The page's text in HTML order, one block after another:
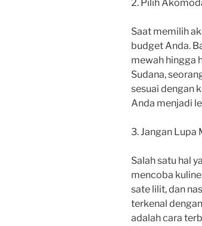
2. Pilih
Saat memilih
budget Anda.
mewah hingga
Sudana,
sesuai dengan
Anda menjadi
3. Jangan Lupa
Salah satu hal
mencoba
sate lilit, dan
terkenal
adalah cara